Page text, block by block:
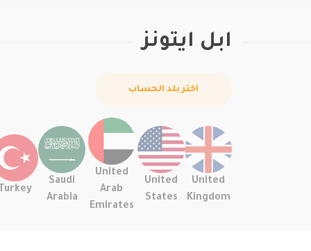
ابل ايتونز
اختر بلد الحساب
United
Kingdom
United
States
United
Arab
Emirates
Saudi
Arabia
Turkey